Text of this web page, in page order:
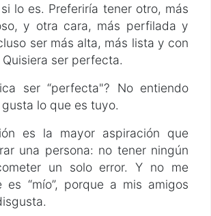
lo es. Preferiría tener otro, más
y otra cara, más perfilada y
ser más alta, más lista y con
Quisiera ser perfecta.
ser “perfecta"? No entiendo
lo que es tuyo.
es la mayor aspiración que
una persona: no tener ningún
un solo error. Y no me
“mío”, porque a mis amigos